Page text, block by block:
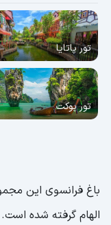
تور پاتایا
تور پوکت
الهام گرفته شده